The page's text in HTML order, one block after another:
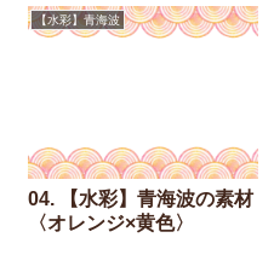
【水彩】青海波
04. 【水彩】青海波の素材
〈オレンジ×黄色〉